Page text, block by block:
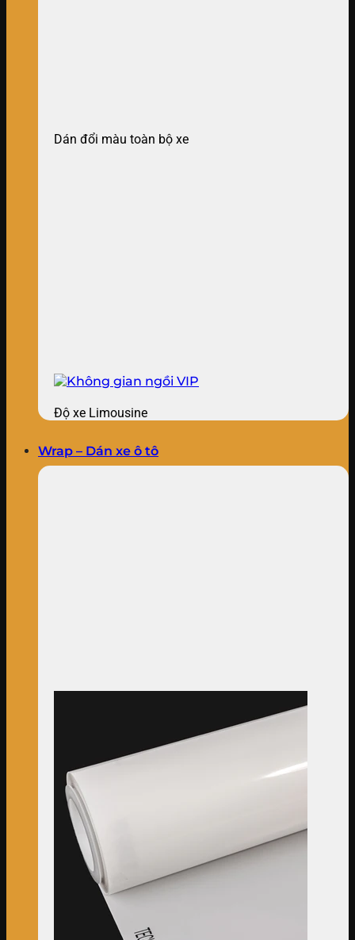
Dán đổi màu toàn bộ xe
Độ xe Limousine
Wrap – Dán xe ô tô